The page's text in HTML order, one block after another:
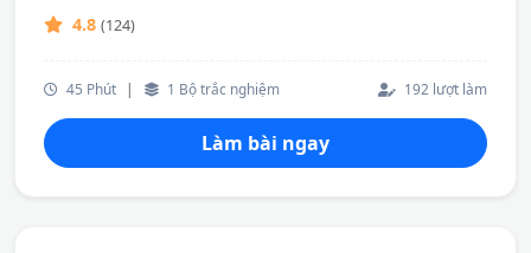
4.8 (124)
45 Phút | 1 Bộ trắc nghiệm 192 lượt làm
Làm bài ngay